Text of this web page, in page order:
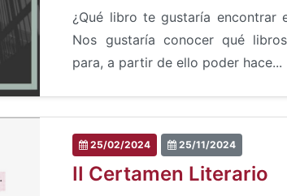
¿Qué libro te gustaría encontrar
Nos gustaría conocer qué
para, a partir de ello poder hace...
25/02/2024 25/11/2024
II Certamen Literario